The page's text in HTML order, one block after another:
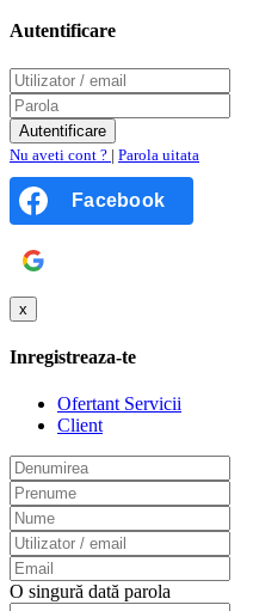
Autentificare
Nu aveti cont ? | Parola uitata
Facebook
x
Inregistreaza-te
Ofertant Servicii
Client
O singură dată parola